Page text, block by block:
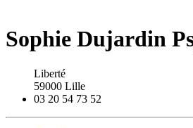
Sophie Dujardin
Liberté
59000 Lille
03 20 54 73 52